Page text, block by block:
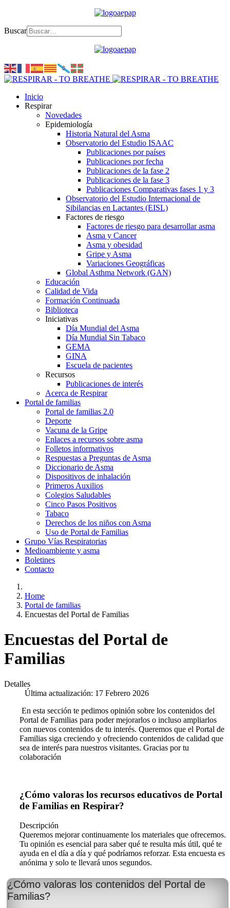
Buscar
Inicio
Respirar
Novedades
Epidemiología
Historia Natural del Asma
Observatorio del Estudio ISAAC
Publicaciones por países
Publicaciones por fecha
Publicaciones de la fase 2
Publicaciones de la fase 3
Publicaciones Comparativas fases 1 y 3
Observatorio del Estudio Internacional de
Sibilancias en Lactantes (EISL)
Factores de riesgo
Factores de riesgo para desarrollar asma
Asma y Cancer
Asma y obesidad
Gripe y Asma
Variaciones Geográficas
Global Asthma Network (GAN)
Educación
Calidad de Vida
Formación Continuada
Biblioteca
Iniciativas
Día Mundial del Asma
Día Mundial Sin Tabaco
GEMA
GINA
Escuela de pacientes
Recursos
Publicaciones de interés
Acerca de Respirar
Portal de familias
Portal de familias 2.0
Deporte
Vacuna de la Gripe
Enlaces a recursos sobre asma
Folletos informativos
Respuestas a Preguntas de Asma
Diccionario de Asma
Dispositivos de inhalación
Primeros Auxilios
Colegios Saludables
Cinco Pasos Positivos
Tabaco
Derechos de los niños con Asma
Uso de Portal de Familias
Grupo Vías Respiratorias
Medioambiente y asma
Boletines
Contacto
Home
Portal de familias
Encuestas del Portal de Familias
Encuestas del Portal de
Familias
Detalles
Última actualización: 17 Febrero 2026
En esta sección te pedimos opinión sobre los contenidos del
Portal de Familias para poder mejorarlos o incluso ampliarlos
con nuevos contenidos de tu interés. Queremos que el Portal de
Familias siga creciendo y ofreciendo contenidos de calidad que
sea de interés para nuestros visitantes. Gracias por tu
colaboración
¿Cómo valoras los recursos educativos de Portal
de Familias en Respirar?
Descripción
Queremos mejorar continuamente los materiales que ofrecemos.
Tu opinión es esencial para saber qué te resulta más útil, qué te
ayuda en el día a día y qué podríamos reforzar. Esta encuesta es
anónima y solo te llevará unos segundos.
¿Cómo valoras los contenidos del Portal de
Familias?